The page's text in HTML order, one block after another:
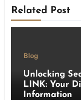
Related Post
Blog
Unlocking
LINK: Your
Information